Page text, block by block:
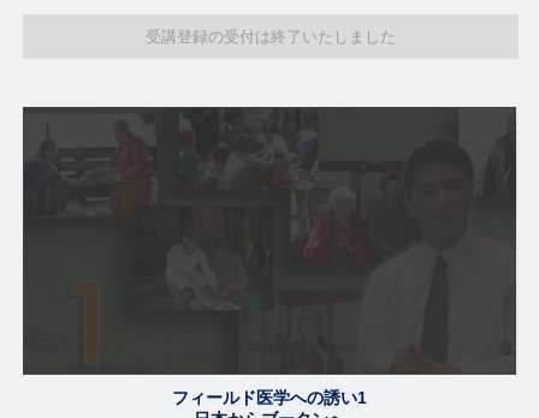
受講登録の受付は終了いたしました
フィールド医学への誘い1